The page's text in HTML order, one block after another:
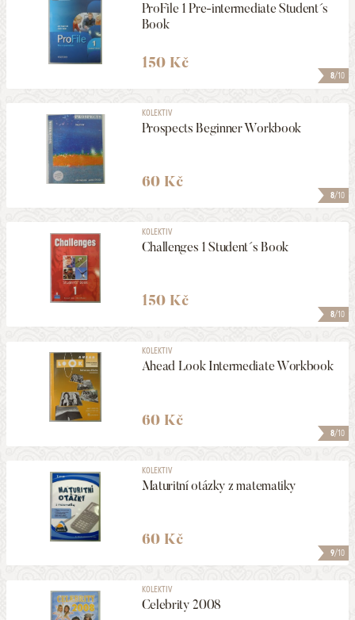
8/10
ProFile 1 Pre-intermediate Student´s
Book
150 Kč
8/10
KOLEKTIV
Prospects Beginner Workbook
60 Kč
8/10
KOLEKTIV
Challenges 1 Student´s Book
150 Kč
8/10
KOLEKTIV
Ahead Look Intermediate Workbook
60 Kč
9/10
KOLEKTIV
Maturitní otázky z matematiky
60 Kč
KOLEKTIV
Celebrity 2008